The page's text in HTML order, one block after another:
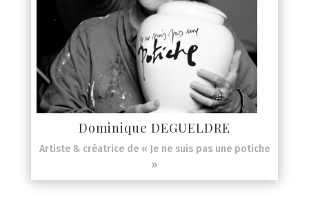
Dominique DEGUELDRE
Artiste & créatrice de « Je ne suis pas une potiche
»